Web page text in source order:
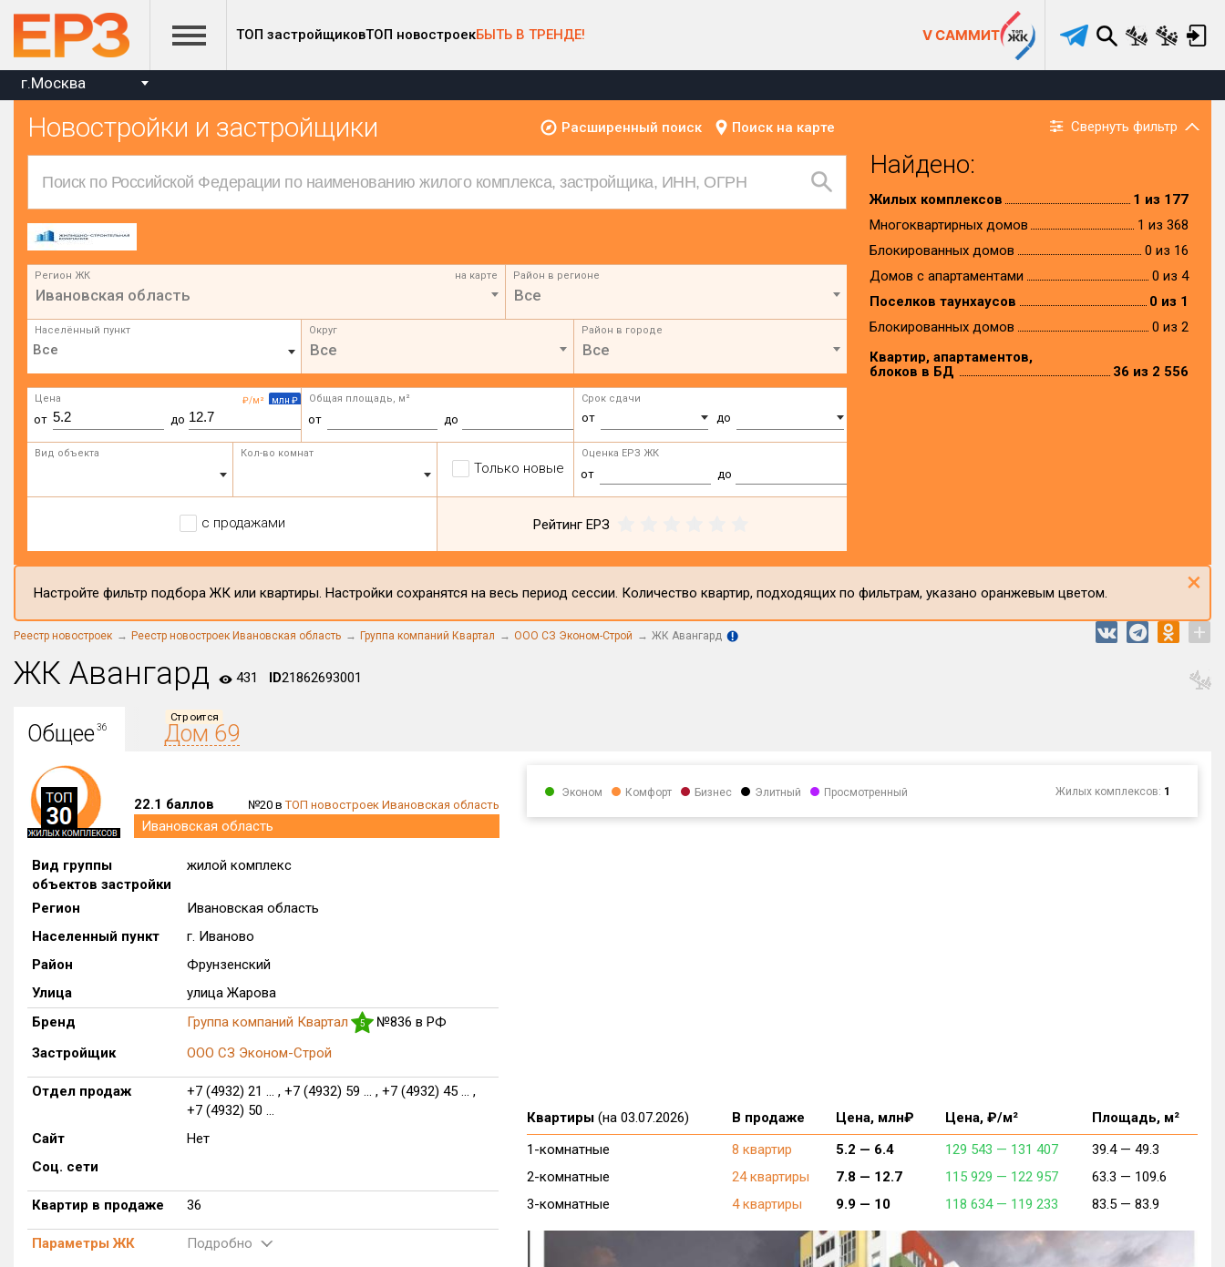
ТОП застройщиковТОП новостроекБЫТЬ В ТРЕНДЕ! V САММИТ
г.Москва
Новостройки и застройщики Расширенный поиск Поиск на карте Свернуть фильтр
Регион ЖК на карте
Ивановская область
Район в регионе
Все
Населённый пункт Округ
Все
Район в городе
Все
₽/м² млн ₽
Цена
от до
Общая площадь, м²
от до
Срок сдачи
от до
Вид объекта Кол-во комнат
Только новые
Оценка ЕРЗ ЖК
от до
с продажами Рейтинг ЕРЗ
Найдено:
Жилых комплексов
1 из 177
Многоквартирных домов
1 из 368
Блокированных домов
0 из 16
Домов с апартаментами
0 из 4
Поселков таунхаусов
0 из 1
Блокированных домов
0 из 2
Квартир, апартаментов,
блоков в БД
36 из 2 556
Настройте фильтр подбора ЖК или квартиры. Настройки сохранятся на весь период сессии. Количество квартир, подходящих по фильтрам, указано оранжевым цветом. ×
Реестр новостроек Реестр новостроек Ивановская область Группа компаний Квартал ООО СЗ Эконом-Строй ЖК Авангард +
ЖК Авангард 431 ID21862693001
Общее36
Строится
Дом 69
22.1 баллов №20 вТОП новостроек Ивановская область
Ивановская область
Вид группы
объектов застройки
жилой комплекс
Регион
Ивановская область
Населенный пункт
г. Иваново
Район
Фрунзенский
Улица
улица Жарова
Бренд
Группа компаний Квартал 5
№836 в РФ
Застройщик
ООО СЗ Эконом-Строй
Отдел продаж
+7 (4932) 21 ... , +7 (4932) 59 ... , +7 (4932) 45 ... ,
+7 (4932) 50 ...
Сайт
Нет
Соц. сети
Квартир в продаже 36
Параметры ЖК Подробно
Эконом Комфорт Бизнес Элитный Просмотренный Жилых комплексов: 1
Квартиры (на 03.07.2026) В продаже Цена, млн₽ Цена, ₽/м²
Площадь, м²
1-комнатные
8 квартир 5.2 — 6.4 129 543 — 131 407 39.4 — 49.3
2-комнатные
24 квартиры 7.8 — 12.7 115 929 — 122 957 63.3 — 109.6
3-комнатные
4 квартиры 9.9 — 10 118 634 — 119 233 83.5 — 83.9